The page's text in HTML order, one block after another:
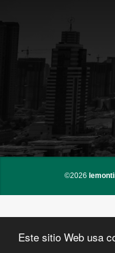
Este sitio Web usa
©2026